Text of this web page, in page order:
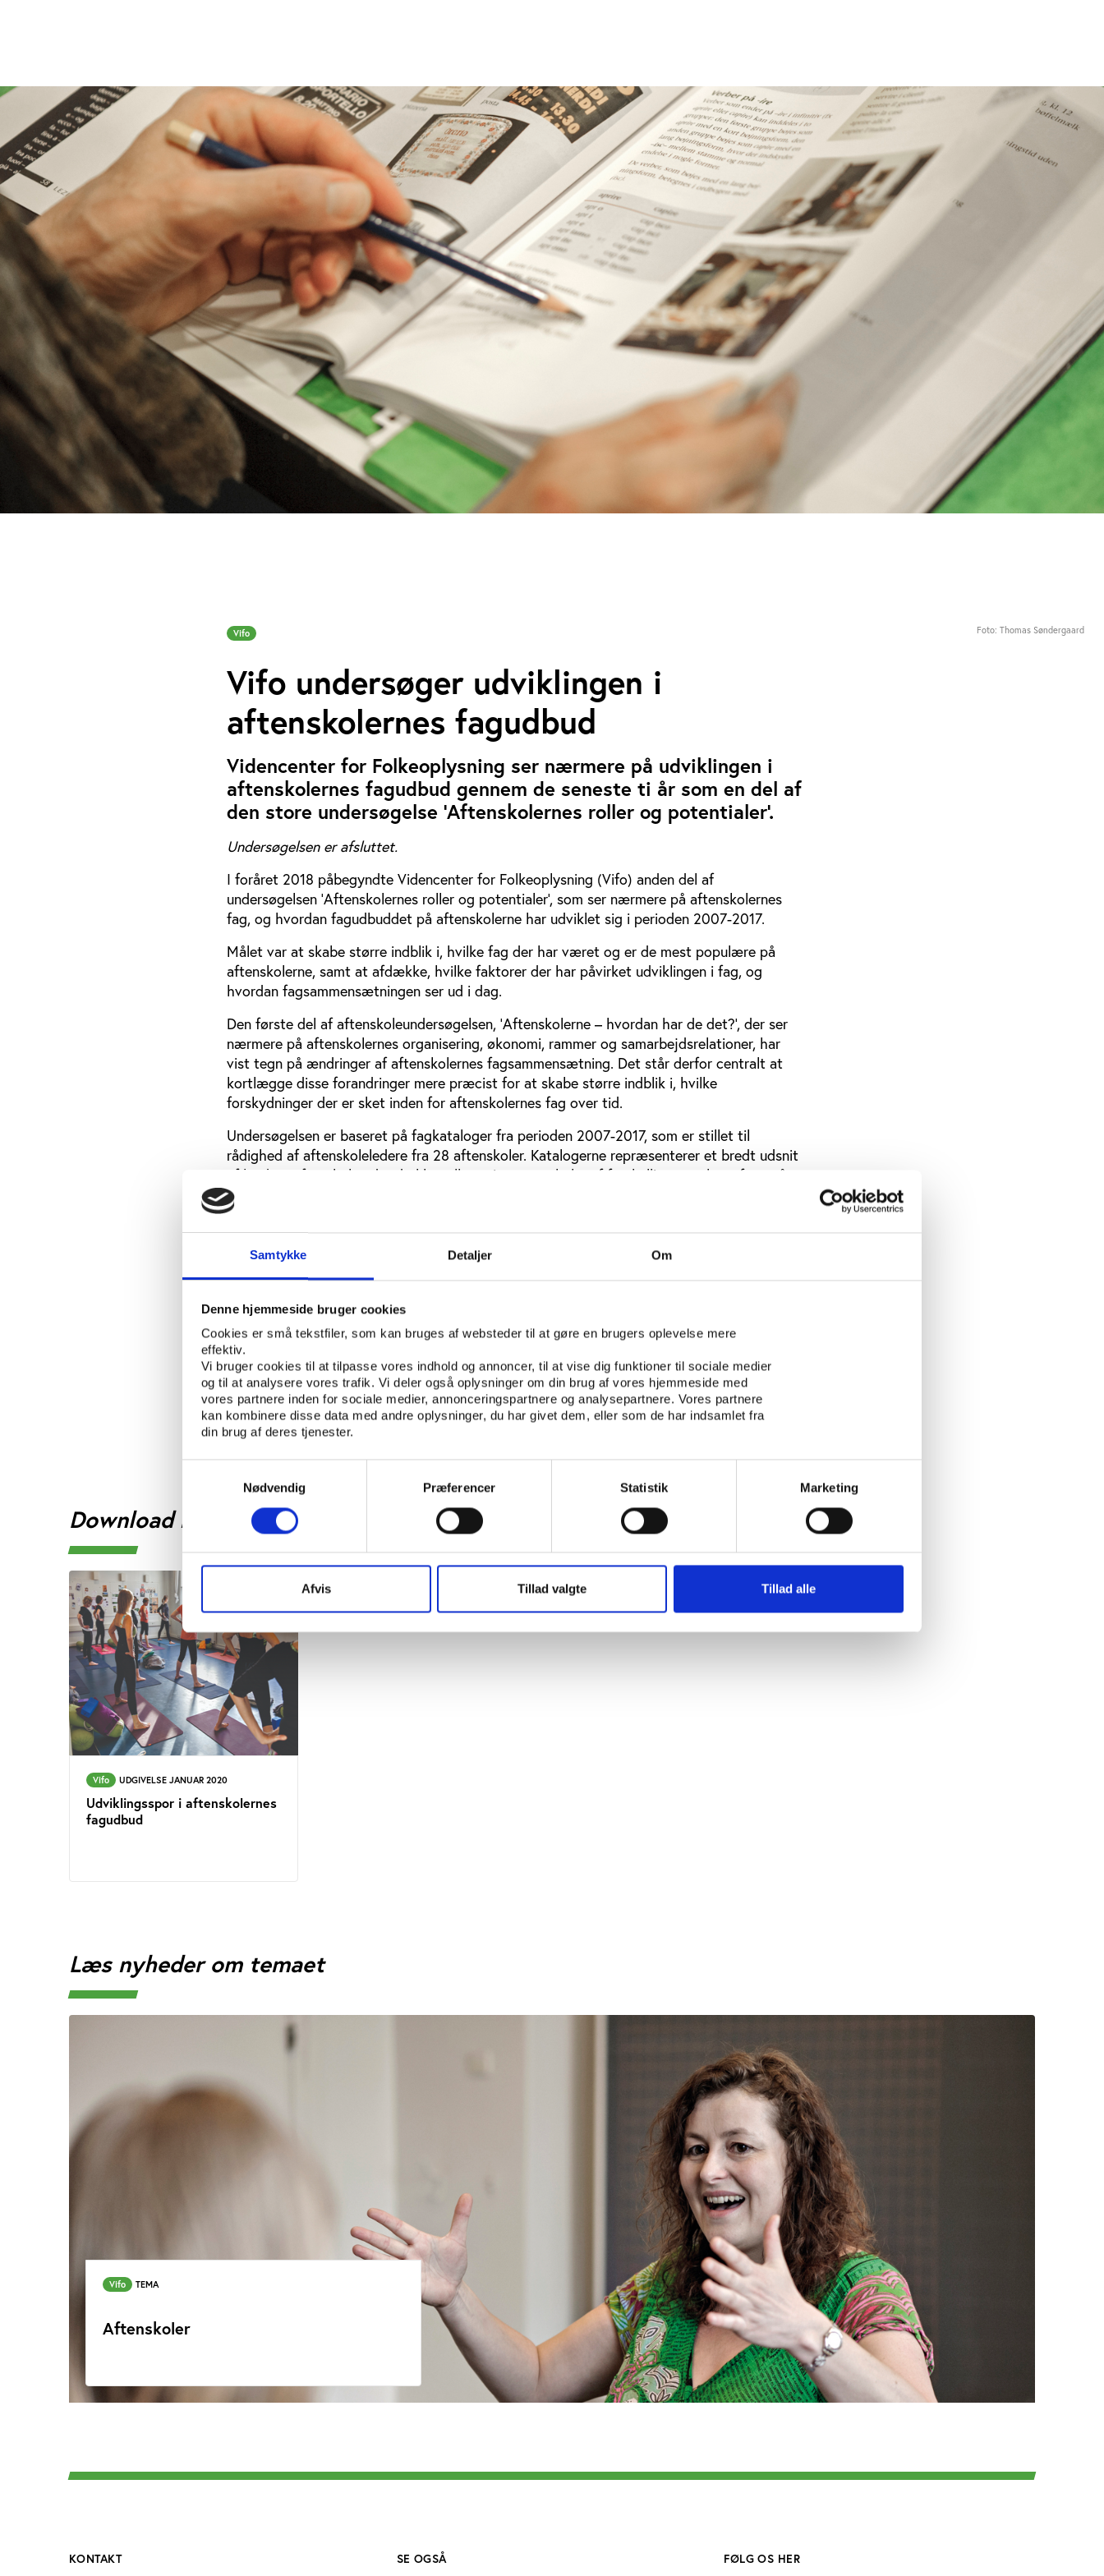
Samtykke Detaljer Om
Denne hjemmeside bruger cookies
Cookies er små tekstfiler, som kan bruges af websteder til at gøre en brugers oplevelse mere
effektiv.
Vi bruger cookies til at tilpasse vores indhold og annoncer, til at vise dig funktioner til sociale medier
og til at analysere vores trafik. Vi deler også oplysninger om din brug af vores hjemmeside med
vores partnere inden for sociale medier, annonceringspartnere og analysepartnere. Vores partnere
kan kombinere disse data med andre oplysninger, du har givet dem, eller som de har indsamlet fra
din brug af deres tjenester.
Nødvendig
Præferencer Statistik Marketing
Afvis Tillad valgte Tillad alle
Foto: Thomas Søndergaard
Vifo
Vifo undersøger udviklingen i
aftenskolernes fagudbud
Videncenter for Folkeoplysning ser nærmere på udviklingen i
aftenskolernes fagudbud gennem de seneste ti år som en del af
den store undersøgelse ’Aftenskolernes roller og potentialer’.
Undersøgelsen er afsluttet.
I foråret 2018 påbegyndte Videncenter for Folkeoplysning (Vifo) anden del af
undersøgelsen ’Aftenskolernes roller og potentialer’, som ser nærmere på aftenskolernes
fag, og hvordan fagudbuddet på aftenskolerne har udviklet sig i perioden 2007-2017.
Målet var at skabe større indblik i, hvilke fag der har været og er de mest populære på
aftenskolerne, samt at afdække, hvilke faktorer der har påvirket udviklingen i fag, og
hvordan fagsammensætningen ser ud i dag.
Den første del af aftenskoleundersøgelsen, ’Aftenskolerne – hvordan har de det?’, der ser
nærmere på aftenskolernes organisering, økonomi, rammer og samarbejdsrelationer, har
vist tegn på ændringer af aftenskolernes fagsammensætning. Det står derfor centralt at
kortlægge disse forandringer mere præcist for at skabe større indblik i, hvilke
forskydninger der er sket inden for aftenskolernes fag over tid.
Undersøgelsen er baseret på fagkataloger fra perioden 2007-2017, som er stillet til
rådighed af aftenskoleledere fra 28 aftenskoler. Katalogerne repræsenterer et bredt udsnit
af landets aftenskoler, der dækker alle regioner og skoler af forskellig størrelse – fra små
skoler med 10 undervisningstimer pr. uge til de store skoler med 10.000 timer pr. uge.
Skolernes fagudbud undersøges ved at optælle fagtyper i perioden for hver skole. Herefter
sammenlignes skolernes største fagkategorier samt antal fagkategorier, der er blevet
Fremgangsmåden giver også muligheden for at sammenligne med de konklusioner, som en
tilsvarende undersøgelse fra Udviklingscentret for folkeoplysning og voksenundervisning
fra 1998 har beskrevet.
Download rapporten
Vifo UDGIVELSE JANUAR 2020
Udviklingsspor i aftenskolernes
fagudbud
Læs nyheder om temaet
Vifo TEMA
Aftenskoler
KONTAKT SE OGSÅ FØLG OS HER